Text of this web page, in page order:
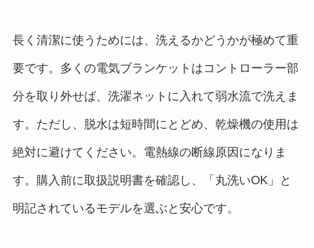
長く清潔に使うためには、洗えるかどうかが極めて重
要です。多くの電気ブランケットはコントローラー部
分を取り外せば、洗濯ネットに入れて弱水流で洗えま
す。ただし、脱水は短時間にとどめ、乾燥機の使用は
絶対に避けてください。電熱線の断線原因になりま
す。購入前に取扱説明書を確認し、「丸洗いOK」と
明記されているモデルを選ぶと安心です。